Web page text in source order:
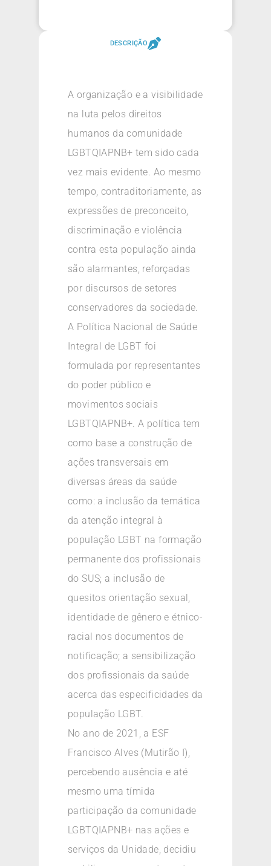
DESCRIÇÃO
A organização e a visibilidade
na luta pelos direitos
humanos da comunidade
LGBTQIAPNB+ tem sido cada
vez mais evidente. Ao mesmo
tempo, contraditoriamente, as
expressões de preconceito,
discriminação e violência
contra esta população ainda
são alarmantes, reforçadas
por discursos de setores
conservadores da sociedade.
A Política Nacional de Saúde
Integral de LGBT foi
formulada por representantes
do poder público e
movimentos sociais
LGBTQIAPNB+. A política tem
como base a construção de
ações transversais em
diversas áreas da saúde
como: a inclusão da temática
da atenção integral à
população LGBT na formação
permanente dos profissionais
do SUS; a inclusão de
quesitos orientação sexual,
identidade de gênero e étnico-
racial nos documentos de
notificação; a sensibilização
dos profissionais da saúde
acerca das especificidades da
população LGBT.
No ano de 2021, a ESF
Francisco Alves (Mutirão I),
percebendo ausência e até
mesmo uma tímida
participação da comunidade
LGBTQIAPNB+ nas ações e
serviços da Unidade, decidiu